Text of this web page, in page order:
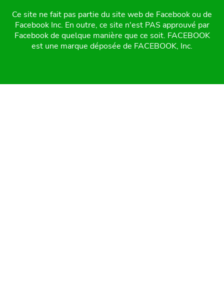
Ce site ne fait pas partie du site web de Facebook ou de
Facebook Inc. En outre, ce site n'est PAS approuvé par
Facebook de quelque manière que ce soit. FACEBOOK
est une marque déposée de FACEBOOK, Inc.